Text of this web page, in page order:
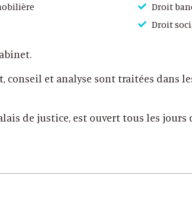
Droit
Droit
conseil et analyse sont traitées dans
de justice, est ouvert tous les